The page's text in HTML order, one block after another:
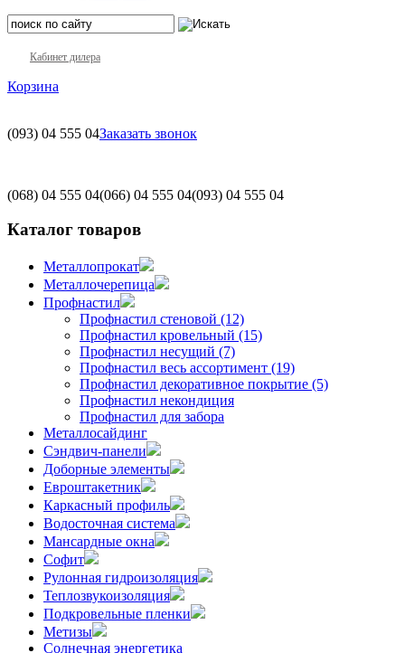
Кабинет дилера
Корзина
(093) 04 555 04Заказать звонок
(068) 04 555 04(066) 04 555 04(093) 04 555 04
Каталог товаров
Металлопрокат
Металлочерепица
Профнастил
Профнастил стеновой (12)
Профнастил кровельный (15)
Профнастил несущий (7)
Профнастил весь ассортимент (19)
Профнастил декоративное покрытие (5)
Профнастил некондиция
Профнастил для забора
Металлосайдинг
Сэндвич-панели
Доборные элементы
Евроштакетник
Каркасный профиль
Водосточная система
Мансардные окна
Софит
Рулонная гидроизоляция
Теплозвукоизоляция
Подкровельные пленки
Метизы
Солнечная энергетика